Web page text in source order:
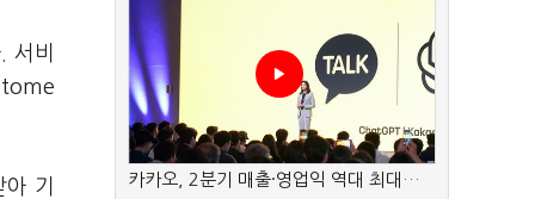
서비
기
카카오, 2분기 매출·영업익 역대 최대…